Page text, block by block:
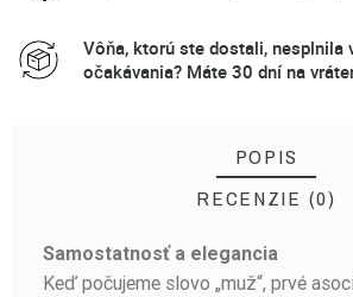
Vôňa, ktorú ste dostali, nesplnila
očakávania? Máte 30 dní na
POPIS
RECENZIE (0)
Samostatnosť a elegancia
Keď počujeme slovo „muž“, prvé
BUĎTE PRVÝ, KTO NAPÍŠE RECENZIU!